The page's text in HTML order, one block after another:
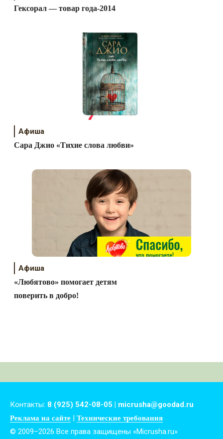
Гексорал — товар года-2014
Афиша
Сара Джио «Тихие слова любви»
Афиша
«Любятово» помогает детям
поверить в добро!
Контакты: 8 (925) 542-08-05 | micrusha@goodad.ru
Реклама на сайте Технические требования
© 2009–2026 Все права защищены «Micrusha.ru»